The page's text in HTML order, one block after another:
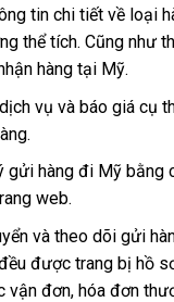
tin chi tiết về loại
thể tích. Cũng như
hàng tại Mỹ.
vụ và báo giá cụ
gửi hàng đi Mỹ bằng
web.
và theo dõi gửi
được trang bị hồ
vận đơn, hóa đơn